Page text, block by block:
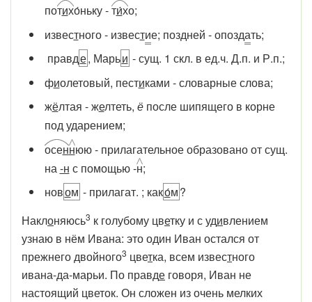
потихо́ньку -ти́хо;
известного - известие; поздней - опоздать;
правде, Марьи - сущ. 1 скл. в ед.ч. Д.п. и Р.п.;
фиолетовый, пестиками - словарные слова;
жёлтая - желтеть, ёпосле шипящего в корне
под ударением;
осеннюю - прилагательное образовано от сущ.
на -н с помощью -н;
новом - прилагат. ; како́м?
Наклоняюсь3 к голубому цветку и с удивлением
узнаю в нём Ивана: это один Иван остался от
прежнего двойного3 цветка, всем известного
ивана-да-марьи. По правде говоря, Иван не
настоящий цветок. Он сложен из очень мелких